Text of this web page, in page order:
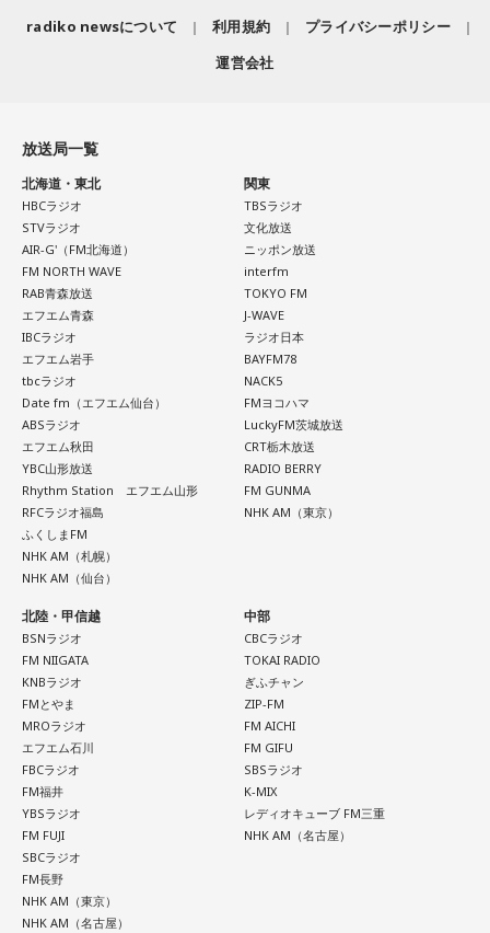
radiko newsについて 利用規約
プライバシーポリシー
運営会社
放送局一覧
北海道・東北
HBCラジオ
STVラジオ
AIR-G'（FM北海道）
FM NORTH WAVE
RAB青森放送
エフエム青森
IBCラジオ
エフエム岩手
tbcラジオ
Date fm（エフエム仙台）
ABSラジオ
エフエム秋田
YBC山形放送
Rhythm Station エフエム山形
RFCラジオ福島
ふくしまFM
NHK AM（札幌）
NHK AM（仙台）
関東
TBSラジオ
文化放送
ニッポン放送
interfm
TOKYO FM
J-WAVE
ラジオ日本
BAYFM78
NACK5
FMヨコハマ
LuckyFM茨城放送
CRT栃木放送
RADIO BERRY
FM GUNMA
NHK AM（東京）
北陸・甲信越
BSNラジオ
FM NIIGATA
KNBラジオ
FMとやま
MROラジオ
エフエム石川
FBCラジオ
FM福井
YBSラジオ
FM FUJI
SBCラジオ
FM長野
NHK AM（東京）
NHK AM（名古屋）
中部
CBCラジオ
TOKAI RADIO
ぎふチャン
ZIP-FM
FM AICHI
FM GIFU
SBSラジオ
K-MIX
レディオキューブ FM三重
NHK AM（名古屋）